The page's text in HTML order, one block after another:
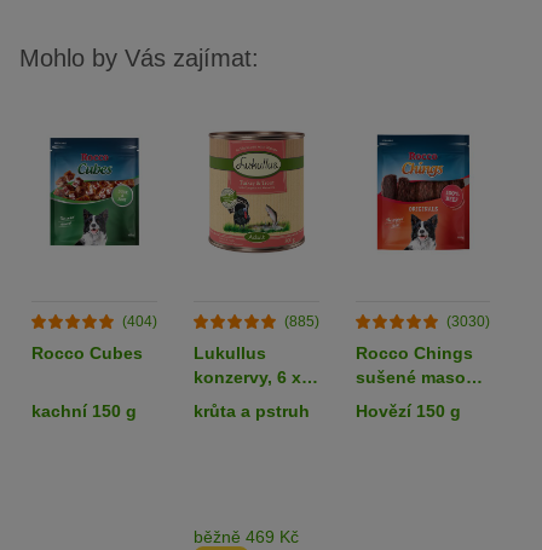
Mohlo by Vás zajímat:
(404)
Rocco Cubes
kachní 150 g
(885)
Lukullus
konzervy, 6 x
800 g - 5 + 1
zdarma!
krůta a pstruh
běžně 469 Kč
(3030)
Rocco Chings
sušené maso
pro psy
Hovězí 150 g